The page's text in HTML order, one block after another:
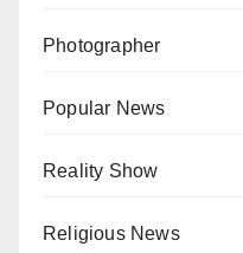
Photographer
Popular News
Reality Show
Religious News